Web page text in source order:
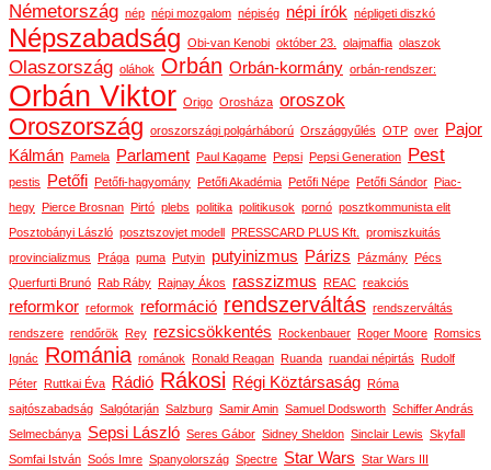
Németország nép népi mozgalom népiség népi írók népligeti diszkó
Népszabadság Obi-van Kenobi október 23. olajmaffia olaszok
Olaszország oláhok Orbán Orbán-kormány orbán-rendszer:
Orbán Viktor Origo Orosháza oroszok
Oroszország oroszországi polgárháború Országgyűlés OTP over
Pajor
Kálmán
Pamela Parlament Paul Kagame Pepsi Pepsi Generation Pest
pestis Petőfi Petőfi-hagyomány Petőfi Akadémia Petőfi Népe Petőfi Sándor
Piac-
hegy
Pierce Brosnan Pirtó plebs politika politikusok pornó posztkommunista elit
Posztobányi László posztszovjet modell PRESSCARD PLUS Kft. promiszkuitás
provincializmus
Prága puma Putyin putyinizmus Párizs Pázmány
Pécs
Querfurti Brunó
Rab Ráby Rajnay Ákos rasszizmus REAC reakciós
reformkor reformok reformáció rendszerváltás rendszerváltás
rendszere rendőrök Rey rezsicsökkentés Rockenbauer Roger Moore
Romsics
Ignác
Románia románok Ronald Reagan Ruanda ruandai népirtás
Rudolf
Péter
Ruttkai Éva Rádió Rákosi Régi Köztársaság
Róma
sajtószabadság Salgótarján Salzburg Samir Amin Samuel Dodsworth Schiffer András
Selmecbánya Sepsi László Seres Gábor Sidney Sheldon Sinclair Lewis Skyfall
Somfai István Soós Imre Spanyolország Spectre Star Wars Star Wars III